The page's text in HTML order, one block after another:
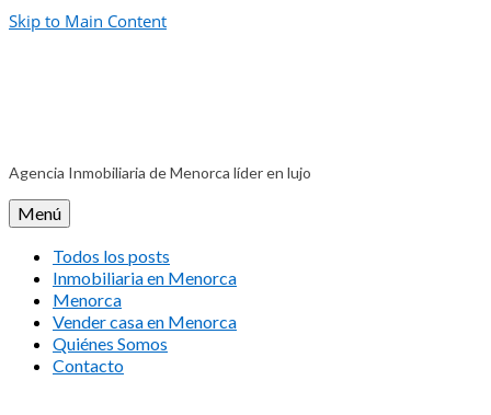
Skip to Main Content
Agencia Inmobiliaria de Menorca líder en lujo
Menú
Todos los posts
Inmobiliaria en Menorca
Menorca
Vender casa en Menorca
Quiénes Somos
Contacto